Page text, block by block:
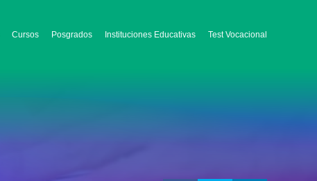
Cursos Posgrados Instituciones Educativas Test Vocacional